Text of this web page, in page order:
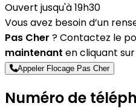
Ouvert jusqu'à 19h30
Vous avez besoin d’un
Pas Cher ? Contactez le
maintenant en cliquant
Appeler Flocage Pas Cher
Numéro de